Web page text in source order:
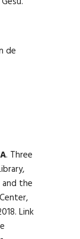
de
. Three
the
Link